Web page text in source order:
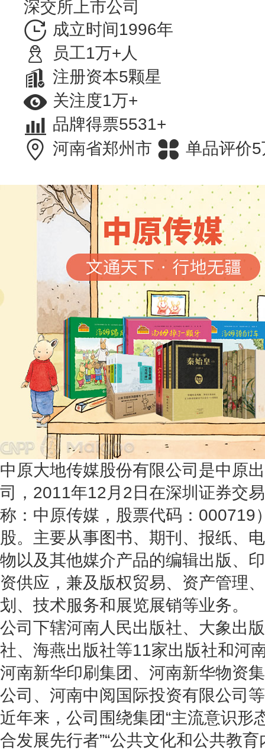
深交所上市公司
成立时间1996年
员工1万+人
注册资本5颗星
关注度1万+
品牌得票5531+
河南省郑州市
单品评价5
中原大地传媒股份有限公司是中原
司，2011年12月2日在深圳证券交
称：中原传媒，股票代码：000719
股。主要从事图书、期刊、报纸、
物以及其他媒介产品的编辑出版、
资供应，兼及版权贸易、资产管理
划、技术服务和展览展销等业务。
公司下辖河南人民出版社、大象出
社、海燕出版社等11家出版社和河
河南新华印刷集团、河南新华物资
公司、河南中阅国际投资有限公司
近年来，公司围绕集团“主流意识形
合发展先行者”“公共文化和公共教